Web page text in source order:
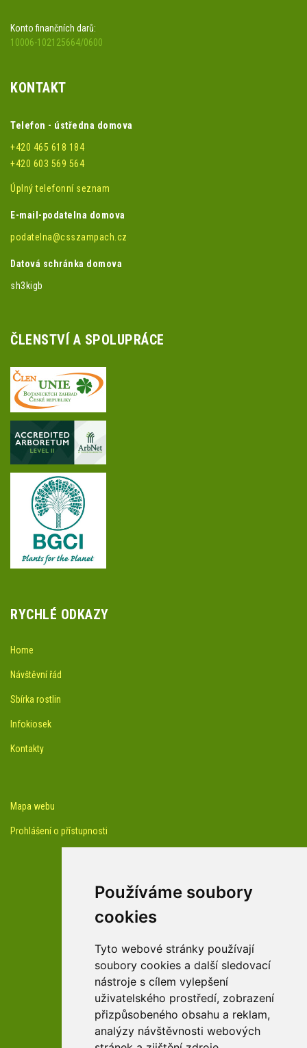
Používáme soubory
cookies
Tyto webové stránky používají
soubory cookies a další sledovací
nástroje s cílem vylepšení
uživatelského prostředí, zobrazení
přizpůsobeného obsahu a reklam,
analýzy návštěvnosti webových
Konto finančních darů:
10006-102125664/0600
KONTAKT
Telefon - ústředna domova
+420 465 618 184
+420 603 569 564
Úplný telefonní seznam
E-mail-podatelna domova
podatelna@csszampach.cz
Datová schránka domova
sh3kigb
ČLENSTVÍ A SPOLUPRÁCE
RYCHLÉ ODKAZY
Home
Návštěvní řád
Sbírka rostlin
Infokiosek
Kontakty
Mapa webu
Prohlášení o přístupnosti
Youtube kanál arboreta